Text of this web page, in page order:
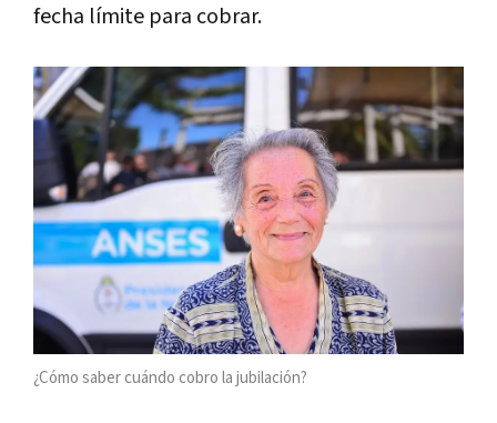
fecha límite para cobrar.
¿Cómo saber cuándo cobro la jubilación?